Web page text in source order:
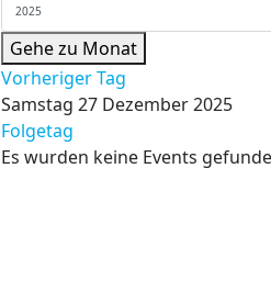
Gehe zu Monat
Vorheriger Tag
Samstag 27 Dezember 2025
Folgetag
Es wurden keine Events